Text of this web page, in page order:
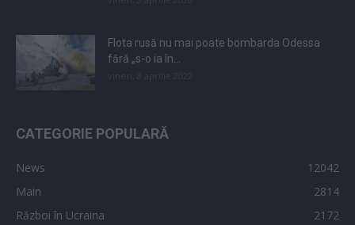
Flota rusă nu mai poate bombarda Odessa
fără „s-o ia în...
CATEGORIE POPULARĂ
News
12042
Main
2814
Război în Ucraina
2172